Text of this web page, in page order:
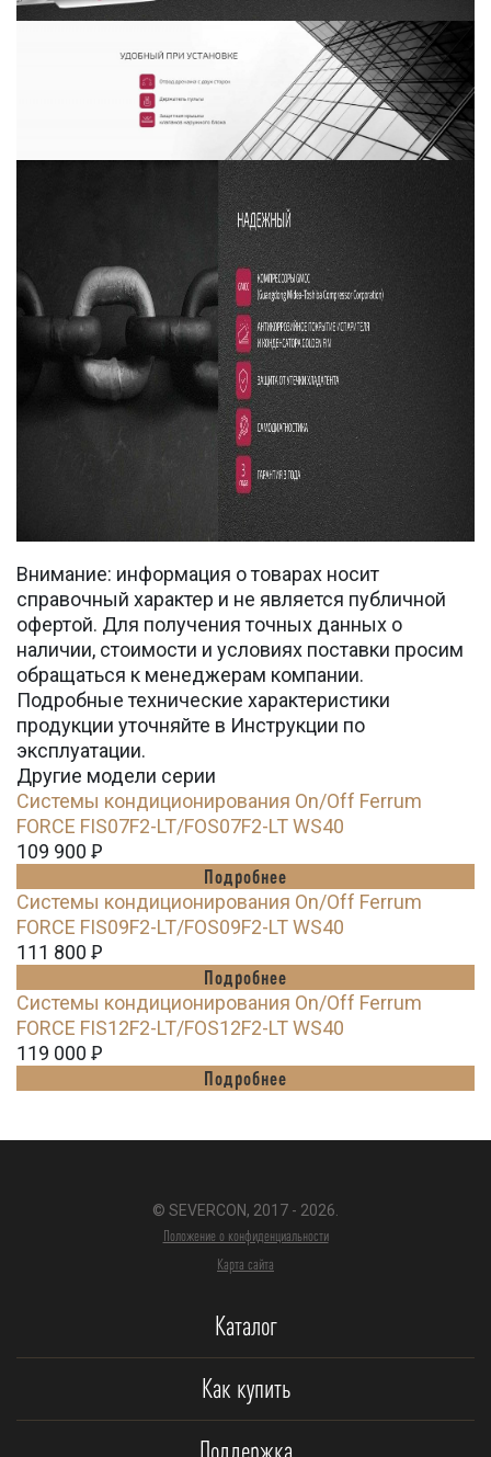
Внимание: информация о товарах носит
справочный характер и не является публичной
офертой. Для получения точных данных о
наличии, стоимости и условиях поставки просим
обращаться к менеджерам компании.
Подробные технические характеристики
продукции уточняйте в Инструкции по
эксплуатации.
Другие модели серии
Системы кондиционирования On/Off Ferrum
FORCE FIS07F2-LT/FOS07F2-LT WS40
109 900 Ꝑ
Подробнее
Системы кондиционирования On/Off Ferrum
FORCE FIS09F2-LT/FOS09F2-LT WS40
111 800 Ꝑ
Подробнее
Системы кондиционирования On/Off Ferrum
FORCE FIS12F2-LT/FOS12F2-LT WS40
119 000 Ꝑ
Подробнее
© SEVERCON, 2017 - 2026.
Положение о конфиденциальности
Карта сайта
Каталог
Как купить